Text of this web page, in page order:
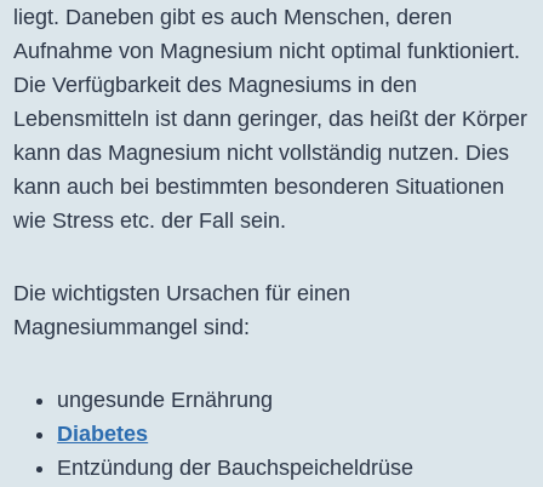
liegt. Daneben gibt es auch Menschen, deren
Aufnahme von Magnesium nicht optimal funktioniert.
Die Verfügbarkeit des Magnesiums in den
Lebensmitteln ist dann geringer, das heißt der Körper
kann das Magnesium nicht vollständig nutzen. Dies
kann auch bei bestimmten besonderen Situationen
wie Stress etc. der Fall sein.
Die wichtigsten Ursachen für einen
Magnesiummangel sind:
ungesunde Ernährung
Diabetes
Entzündung der Bauchspeicheldrüse